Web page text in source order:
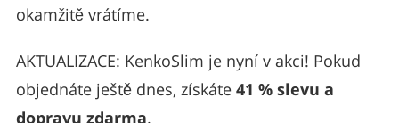
okamžitě vrátíme.
AKTUALIZACE: KenkoSlim je nyní v akci! Pokud
objednáte ještě dnes, získáte 41 % slevu a
dopravu zdarma.